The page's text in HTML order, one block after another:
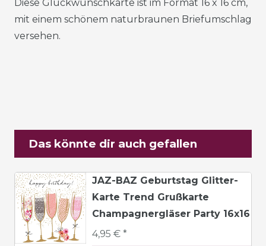
Diese Glückwunschkarte ist im Format 16 x 16 cm,
mit einem schönem naturbraunen Briefumschlag
versehen.
Das könnte dir auch gefallen
JAZ-BAZ Geburtstag Glitter-
Karte Trend Grußkarte
Champagnergläser Party 16x16
4,95 € *